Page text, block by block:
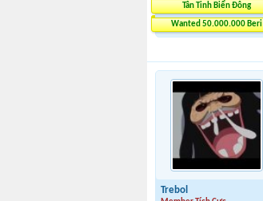
Tân Tinh Biển Đông
Wanted 50.000.000 Beri
Trebol